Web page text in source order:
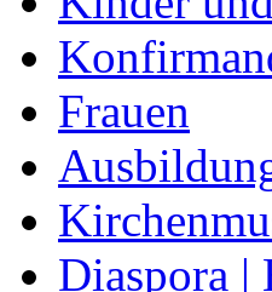
Frauen
Diaspora |